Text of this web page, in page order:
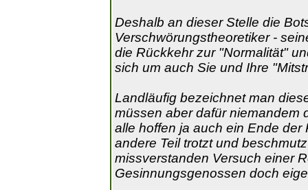
Deshalb an dieser Stelle die
Verschwörungstheoretiker -
die Rückkehr zur "Normalität"
sich um auch Sie und Ihre
Landläufig bezeichnet man
müssen aber dafür niemandem
alle hoffen ja auch ein Ende der
andere Teil trotzt und
missverstanden Versuch einer
Gesinnungsgenossen doch